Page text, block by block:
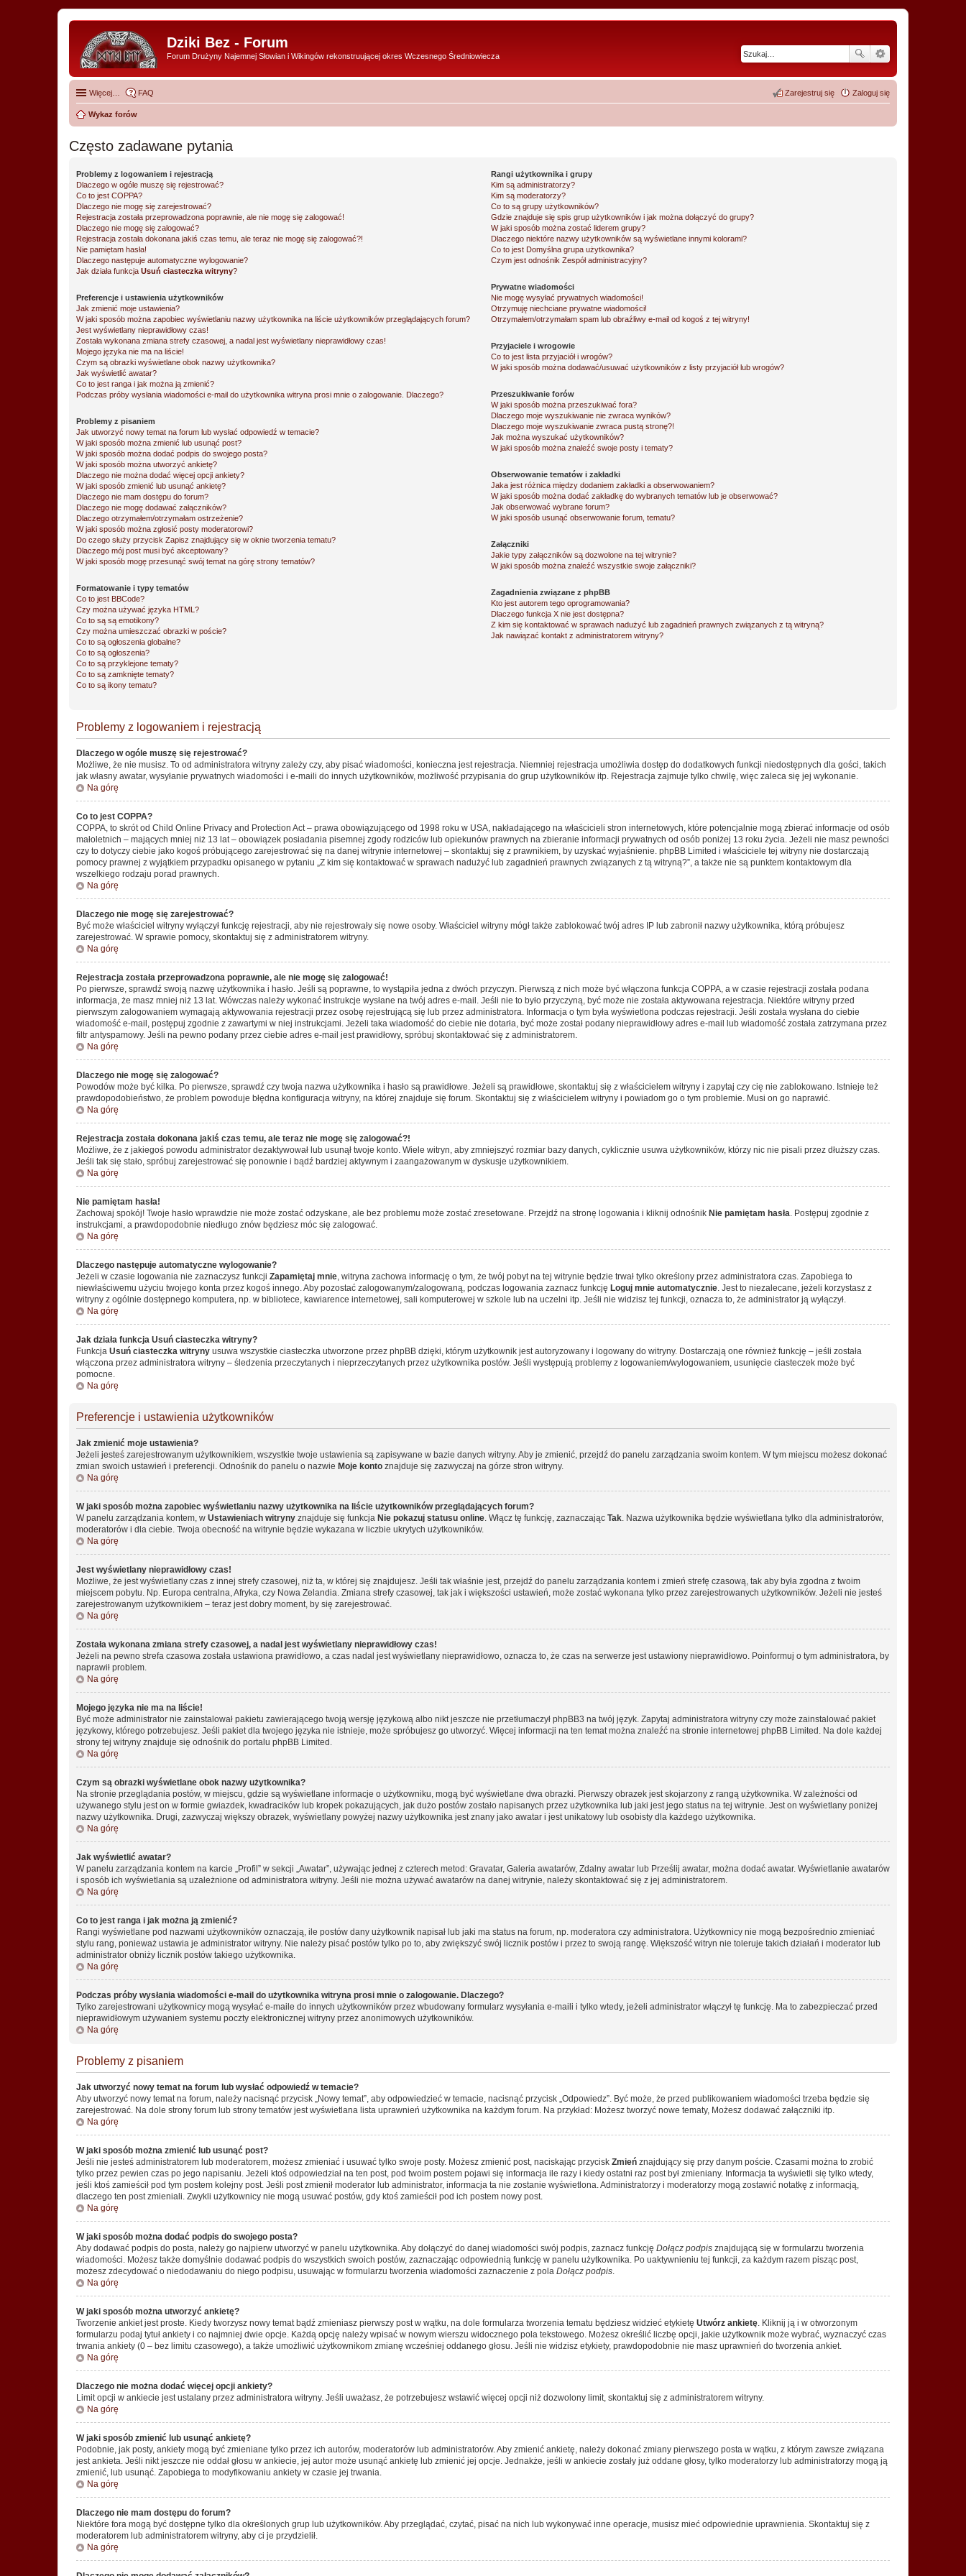
Dziki Bez - Forum
Forum Drużyny Najemnej Słowian i Wikingów rekonstruującej okres Wczesnego Średniowiecza
Więcej… FAQ Zaloguj się
Zarejestruj się
Wykaz forów
Często zadawane pytania
Problemy z logowaniem i rejestracją
Dlaczego w ogóle muszę się rejestrować?
Co to jest COPPA?
Dlaczego nie mogę się zarejestrować?
Rejestracja została przeprowadzona poprawnie, ale nie mogę się zalogować!
Dlaczego nie mogę się zalogować?
Rejestracja została dokonana jakiś czas temu, ale teraz nie mogę się zalogować?!
Nie pamiętam hasła!
Dlaczego następuje automatyczne wylogowanie?
Jak działa funkcja Usuń ciasteczka witryny?
Preferencje i ustawienia użytkowników
Jak zmienić moje ustawienia?
W jaki sposób można zapobiec wyświetlaniu nazwy użytkownika na liście użytkowników przeglądających forum?
Jest wyświetlany nieprawidłowy czas!
Została wykonana zmiana strefy czasowej, a nadal jest wyświetlany nieprawidłowy czas!
Mojego języka nie ma na liście!
Czym są obrazki wyświetlane obok nazwy użytkownika?
Jak wyświetlić awatar?
Co to jest ranga i jak można ją zmienić?
Podczas próby wysłania wiadomości e-mail do użytkownika witryna prosi mnie o zalogowanie. Dlaczego?
Problemy z pisaniem
Jak utworzyć nowy temat na forum lub wysłać odpowiedź w temacie?
W jaki sposób można zmienić lub usunąć post?
W jaki sposób można dodać podpis do swojego posta?
W jaki sposób można utworzyć ankietę?
Dlaczego nie można dodać więcej opcji ankiety?
W jaki sposób zmienić lub usunąć ankietę?
Dlaczego nie mam dostępu do forum?
Dlaczego nie mogę dodawać załączników?
Dlaczego otrzymałem/otrzymałam ostrzeżenie?
W jaki sposób można zgłosić posty moderatorowi?
Do czego służy przycisk Zapisz znajdujący się w oknie tworzenia tematu?
Dlaczego mój post musi być akceptowany?
W jaki sposób mogę przesunąć swój temat na górę strony tematów?
Formatowanie i typy tematów
Co to jest BBCode?
Czy można używać języka HTML?
Co to są są emotikony?
Czy można umieszczać obrazki w poście?
Co to są ogłoszenia globalne?
Co to są ogłoszenia?
Co to są przyklejone tematy?
Co to są zamknięte tematy?
Co to są ikony tematu?
Rangi użytkownika i grupy
Kim są administratorzy?
Kim są moderatorzy?
Co to są grupy użytkowników?
Gdzie znajduje się spis grup użytkowników i jak można dołączyć do grupy?
W jaki sposób można zostać liderem grupy?
Dlaczego niektóre nazwy użytkowników są wyświetlane innymi kolorami?
Co to jest Domyślna grupa użytkownika?
Czym jest odnośnikZespół administracyjny?
Prywatne wiadomości
Nie mogę wysyłać prywatnych wiadomości!
Otrzymuję niechciane prywatne wiadomości!
Otrzymałem/otrzymałam spam lub obraźliwy e-mail od kogoś z tej witryny!
Przyjaciele i wrogowie
Co to jest lista przyjaciół i wrogów?
W jaki sposób można dodawać/usuwać użytkowników z listy przyjaciół lub wrogów?
Przeszukiwanie forów
W jaki sposób można przeszukiwać fora?
Dlaczego moje wyszukiwanie nie zwraca wyników?
Dlaczego moje wyszukiwanie zwraca pustą stronę?!
Jak można wyszukać użytkowników?
W jaki sposób można znaleźć swoje posty i tematy?
Obserwowanie tematów i zakładki
Jaka jest różnica między dodaniem zakładki a obserwowaniem?
W jaki sposób można dodać zakładkę do wybranych tematów lub je obserwować?
Jak obserwować wybrane forum?
W jaki sposób usunąć obserwowanie forum, tematu?
Załączniki
Jakie typy załączników są dozwolone na tej witrynie?
W jaki sposób można znaleźć wszystkie swoje załączniki?
Zagadnienia związane z phpBB
Kto jest autorem tego oprogramowania?
Dlaczego funkcja X nie jest dostępna?
Z kim się kontaktować w sprawach nadużyć lub zagadnień prawnych związanych z tą witryną?
Jak nawiązać kontakt z administratorem witryny?
Problemy z logowaniem i rejestracją
Dlaczego w ogóle muszę się rejestrować?
Możliwe, że nie musisz. To od administratora witryny zależy czy, aby pisać wiadomości, konieczna jest rejestracja. Niemniej rejestracja umożliwia dostęp do dodatkowych funkcji niedostępnych dla gości, takich
jak własny awatar, wysyłanie prywatnych wiadomości i e-maili do innych użytkowników, możliwość przypisania do grup użytkowników itp. Rejestracja zajmuje tylko chwilę, więc zaleca się jej wykonanie.
Na górę
Co to jest COPPA?
COPPA, to skrót od Child Online Privacy and Protection Act – prawa obowiązującego od 1998 roku w USA, nakładającego na właścicieli stron internetowych, które potencjalnie mogą zbierać informacje od osób
małoletnich – mających mniej niż 13 lat – obowiązek posiadania pisemnej zgody rodziców lub opiekunów prawnych na zbieranie informacji prywatnych od osób poniżej 13 roku życia. Jeżeli nie masz pewności
czy to dotyczy ciebie jako kogoś próbującego zarejestrować się na danej witrynie internetowej – skontaktuj się z prawnikiem, by uzyskać wyjaśnienie. phpBB Limited i właściciele tej witryny nie dostarczają
pomocy prawnej z wyjątkiem przypadku opisanego w pytaniu „Z kim się kontaktować w sprawach nadużyć lub zagadnień prawnych związanych z tą witryną?”, a także nie są punktem kontaktowym dla
wszelkiego rodzaju porad prawnych.
Na górę
Dlaczego nie mogę się zarejestrować?
Być może właściciel witryny wyłączył funkcję rejestracji, aby nie rejestrowały się nowe osoby. Właściciel witryny mógł także zablokować twój adres IP lub zabronił nazwy użytkownika, którą próbujesz
zarejestrować. W sprawie pomocy, skontaktuj się z administratorem witryny.
Na górę
Rejestracja została przeprowadzona poprawnie, ale nie mogę się zalogować!
Po pierwsze, sprawdź swoją nazwę użytkownika i hasło. Jeśli są poprawne, to wystąpiła jedna z dwóch przyczyn. Pierwszą z nich może być włączona funkcja COPPA, a w czasie rejestracji została podana
informacja, że masz mniej niż 13 lat. Wówczas należy wykonać instrukcje wysłane na twój adres e-mail. Jeśli nie to było przyczyną, być może nie została aktywowana rejestracja. Niektóre witryny przed
pierwszym zalogowaniem wymagają aktywowania rejestracji przez osobę rejestrującą się lub przez administratora. Informacja o tym była wyświetlona podczas rejestracji. Jeśli została wysłana do ciebie
wiadomość e-mail, postępuj zgodnie z zawartymi w niej instrukcjami. Jeżeli taka wiadomość do ciebie nie dotarła, być może został podany nieprawidłowy adres e-mail lub wiadomość została zatrzymana przez
filtr antyspamowy. Jeśli na pewno podany przez ciebie adres e-mail jest prawidłowy, spróbuj skontaktować się z administratorem.
Na górę
Dlaczego nie mogę się zalogować?
Powodów może być kilka. Po pierwsze, sprawdź czy twoja nazwa użytkownika i hasło są prawidłowe. Jeżeli są prawidłowe, skontaktuj się z właścicielem witryny i zapytaj czy cię nie zablokowano. Istnieje też
prawdopodobieństwo, że problem powoduje błędna konfiguracja witryny, na której znajduje się forum. Skontaktuj się z właścicielem witryny i powiadom go o tym problemie. Musi on go naprawić.
Na górę
Rejestracja została dokonana jakiś czas temu, ale teraz nie mogę się zalogować?!
Możliwe, że z jakiegoś powodu administrator dezaktywował lub usunął twoje konto. Wiele witryn, aby zmniejszyć rozmiar bazy danych, cyklicznie usuwa użytkowników, którzy nic nie pisali przez dłuższy czas.
Jeśli tak się stało, spróbuj zarejestrować się ponownie i bądź bardziej aktywnym i zaangażowanym w dyskusje użytkownikiem.
Na górę
Nie pamiętam hasła!
Zachowaj spokój! Twoje hasło wprawdzie nie może zostać odzyskane, ale bez problemu może zostać zresetowane. Przejdź na stronę logowania i kliknij odnośnik Nie pamiętam hasła . Postępuj zgodnie z
instrukcjami, a prawdopodobnie niedługo znów będziesz móc się zalogować.
Na górę
Dlaczego następuje automatyczne wylogowanie?
Jeżeli w czasie logowania nie zaznaczysz funkcji Zapamiętaj mnie , witryna zachowa informację o tym, że twój pobyt na tej witrynie będzie trwał tylko określony przez administratora czas. Zapobiega to
niewłaściwemu użyciu twojego konta przez kogoś innego. Aby pozostać zalogowanym/zalogowaną, podczas logowania zaznacz funkcję Loguj mnie automatycznie . Jest to niezalecane, jeżeli korzystasz z
witryny z ogólnie dostępnego komputera, np. w bibliotece, kawiarence internetowej, sali komputerowej w szkole lub na uczelni itp. Jeśli nie widzisz tej funkcji, oznacza to, że administrator ją wyłączył.
Na górę
Jak działa funkcja Usuń ciasteczka witryny?
Funkcja Usuń ciasteczka witryny usuwa wszystkie ciasteczka utworzone przez phpBB dzięki, którym użytkownik jest autoryzowany i logowany do witryny. Dostarczają one również funkcję – jeśli została
włączona przez administratora witryny – śledzenia przeczytanych i nieprzeczytanych przez użytkownika postów. Jeśli występują problemy z logowaniem/wylogowaniem, usunięcie ciasteczek może być
pomocne.
Na górę
Preferencje i ustawienia użytkowników
Jak zmienić moje ustawienia?
Jeżeli jesteś zarejestrowanym użytkownikiem, wszystkie twoje ustawienia są zapisywane w bazie danych witryny. Aby je zmienić, przejdź do panelu zarządzania swoim kontem. W tym miejscu możesz dokonać
zmian swoich ustawień i preferencji. Odnośnik do panelu o nazwie Moje konto znajduje się zazwyczaj na górze stron witryny.
Na górę
W jaki sposób można zapobiec wyświetlaniu nazwy użytkownika na liście użytkowników przeglądających forum?
W panelu zarządzania kontem, w Ustawieniach witryny znajduje się funkcja Nie pokazuj statusu online . Włącz tę funkcję, zaznaczając Tak . Nazwa użytkownika będzie wyświetlana tylko dla administratorów,
moderatorów i dla ciebie. Twoja obecność na witrynie będzie wykazana w liczbie ukrytych użytkowników.
Na górę
Jest wyświetlany nieprawidłowy czas!
Możliwe, że jest wyświetlany czas z innej strefy czasowej, niż ta, w której się znajdujesz. Jeśli tak właśnie jest, przejdź do panelu zarządzania kontem i zmień strefę czasową, tak aby była zgodna z twoim
miejscem pobytu. Np. Europa centralna, Afryka, czy Nowa Zelandia. Zmiana strefy czasowej, tak jak i większości ustawień, może zostać wykonana tylko przez zarejestrowanych użytkowników. Jeżeli nie jesteś
zarejestrowanym użytkownikiem – teraz jest dobry moment, by się zarejestrować.
Na górę
Została wykonana zmiana strefy czasowej, a nadal jest wyświetlany nieprawidłowy czas!
Jeżeli na pewno strefa czasowa została ustawiona prawidłowo, a czas nadal jest wyświetlany nieprawidłowo, oznacza to, że czas na serwerze jest ustawiony nieprawidłowo. Poinformuj o tym administratora, by
naprawił problem.
Na górę
Mojego języka nie ma na liście!
Być może administrator nie zainstalował pakietu zawierającego twoją wersję językową albo nikt jeszcze nie przetłumaczył phpBB3 na twój język. Zapytaj administratora witryny czy może zainstalować pakiet
językowy, którego potrzebujesz. Jeśli pakiet dla twojego języka nie istnieje, może spróbujesz go utworzyć. Więcej informacji na ten temat można znaleźć na stronie internetowej phpBB Limited. Na dole każdej
strony tej witryny znajduje się odnośnik do portalu phpBB Limited.
Na górę
Czym są obrazki wyświetlane obok nazwy użytkownika?
Na stronie przeglądania postów, w miejscu, gdzie są wyświetlane informacje o użytkowniku, mogą być wyświetlane dwa obrazki. Pierwszy obrazek jest skojarzony z rangą użytkownika. W zależności od
używanego stylu jest on w formie gwiazdek, kwadracików lub kropek pokazujących, jak dużo postów zostało napisanych przez użytkownika lub jaki jest jego status na tej witrynie. Jest on wyświetlany poniżej
nazwy użytkownika. Drugi, zazwyczaj większy obrazek, wyświetlany powyżej nazwy użytkownika jest znany jako awatar i jest unikatowy lub osobisty dla każdego użytkownika.
Na górę
Jak wyświetlić awatar?
W panelu zarządzania kontem na karcie „Profil” w sekcji „Awatar”, używając jednej z czterech metod: Gravatar, Galeria awatarów, Zdalny awatar lub Prześlij awatar, można dodać awatar. Wyświetlanie awatarów
i sposób ich wyświetlania są uzależnione od administratora witryny. Jeśli nie można używać awatarów na danej witrynie, należy skontaktować się z jej administratorem.
Na górę
Co to jest ranga i jak można ją zmienić?
Rangi wyświetlane pod nazwami użytkowników oznaczają, ile postów dany użytkownik napisał lub jaki ma status na forum, np. moderatora czy administratora. Użytkownicy nie mogą bezpośrednio zmieniać
stylu rang, ponieważ ustawia je administrator witryny. Nie należy pisać postów tylko po to, aby zwiększyć swój licznik postów i przez to swoją rangę. Większość witryn nie toleruje takich działań i moderator lub
administrator obniży licznik postów takiego użytkownika.
Na górę
Podczas próby wysłania wiadomości e-mail do użytkownika witryna prosi mnie o zalogowanie. Dlaczego?
Tylko zarejestrowani użytkownicy mogą wysyłać e-maile do innych użytkowników przez wbudowany formularz wysyłania e-maili i tylko wtedy, jeżeli administrator włączył tę funkcję. Ma to zabezpieczać przed
nieprawidłowym używaniem systemu poczty elektronicznej witryny przez anonimowych użytkowników.
Na górę
Problemy z pisaniem
Jak utworzyć nowy temat na forum lub wysłać odpowiedź w temacie?
Aby utworzyć nowy temat na forum, należy nacisnąć przycisk „Nowy temat”, aby odpowiedzieć w temacie, nacisnąć przycisk „Odpowiedz”. Być może, że przed publikowaniem wiadomości trzeba będzie się
zarejestrować. Na dole strony forum lub strony tematów jest wyświetlana lista uprawnień użytkownika na każdym forum. Na przykład: Możesz tworzyć nowe tematy, Możesz dodawać załączniki itp.
Na górę
W jaki sposób można zmienić lub usunąć post?
Jeśli nie jesteś administratorem lub moderatorem, możesz zmieniać i usuwać tylko swoje posty. Możesz zmienić post, naciskając przycisk Zmień znajdujący się przy danym poście. Czasami można to zrobić
tylko przez pewien czas po jego napisaniu. Jeżeli ktoś odpowiedział na ten post, pod twoim postem pojawi się informacja ile razy i kiedy ostatni raz post był zmieniany. Informacja ta wyświetli się tylko wtedy,
jeśli ktoś zamieścił pod tym postem kolejny post. Jeśli post zmienił moderator lub administrator, informacja ta nie zostanie wyświetlona. Administratorzy i moderatorzy mogą zostawić notatkę z informacją,
dlaczego ten post zmieniali. Zwykli użytkownicy nie mogą usuwać postów, gdy ktoś zamieścił pod ich postem nowy post.
Na górę
W jaki sposób można dodać podpis do swojego posta?
Aby dodawać podpis do posta, należy go najpierw utworzyć w panelu użytkownika. Aby dołączyć do danej wiadomości swój podpis, zaznacz funkcję Dołącz podpis znajdującą się w formularzu tworzenia
wiadomości. Możesz także domyślnie dodawać podpis do wszystkich swoich postów, zaznaczając odpowiednią funkcję w panelu użytkownika. Po uaktywnieniu tej funkcji, za każdym razem pisząc post,
możesz zdecydować o niedodawaniu do niego podpisu, usuwając w formularzu tworzenia wiadomości zaznaczenie z pola Dołącz podpis
Na górę
W jaki sposób można utworzyć ankietę?
Tworzenie ankiet jest proste. Kiedy tworzysz nowy temat bądź zmieniasz pierwszy post w wątku, na dole formularza tworzenia tematu będziesz widzieć etykietę Utwórz ankietę . Kliknij ją i w otworzonym
formularzu podaj tytuł ankiety i co najmniej dwie opcje. Każdą opcję należy wpisać w nowym wierszu widocznego pola tekstowego. Możesz określić liczbę opcji, jakie użytkownik może wybrać, wyznaczyć czas
trwania ankiety (0 – bez limitu czasowego), a także umożliwić użytkownikom zmianę wcześniej oddanego głosu. Jeśli nie widzisz etykiety, prawdopodobnie nie masz uprawnień do tworzenia ankiet.
Na górę
Dlaczego nie można dodać więcej opcji ankiety?
Limit opcji w ankiecie jest ustalany przez administratora witryny. Jeśli uważasz, że potrzebujesz wstawić więcej opcji niż dozwolony limit, skontaktuj się z administratorem witryny.
Na górę
W jaki sposób zmienić lub usunąć ankietę?
Podobnie, jak posty, ankiety mogą być zmieniane tylko przez ich autorów, moderatorów lub administratorów. Aby zmienić ankietę, należy dokonać zmiany pierwszego posta w wątku, z którym zawsze związana
jest ankieta. Jeśli nikt jeszcze nie oddał głosu w ankiecie, jej autor może usunąć ankietę lub zmienić jej opcje. Jednakże, jeśli w ankiecie zostały już oddane głosy, tylko moderatorzy lub administratorzy mogą ją
zmienić, lub usunąć. Zapobiega to modyfikowaniu ankiety w czasie jej trwania.
Na górę
Dlaczego nie mam dostępu do forum?
Niektóre fora mogą być dostępne tylko dla określonych grup lub użytkowników. Aby przeglądać, czytać, pisać na nich lub wykonywać inne operacje, musisz mieć odpowiednie uprawnienia. Skontaktuj się z
moderatorem lub administratorem witryny, aby ci je przydzielił.
Na górę